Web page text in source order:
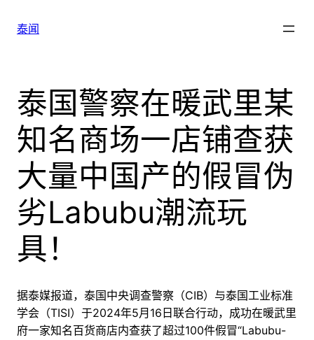
泰闻
泰国警察在暖武里某
知名商场一店铺查获
大量中国产的假冒伪
劣Labubu潮流玩
具！
据泰媒报道，泰国中央调查警察（CIB）与泰国工业标准
学会（TISI）于2024年5月16日联合行动，成功在暖武里
府一家知名百货商店内查获了超过100件假冒“Labubu-